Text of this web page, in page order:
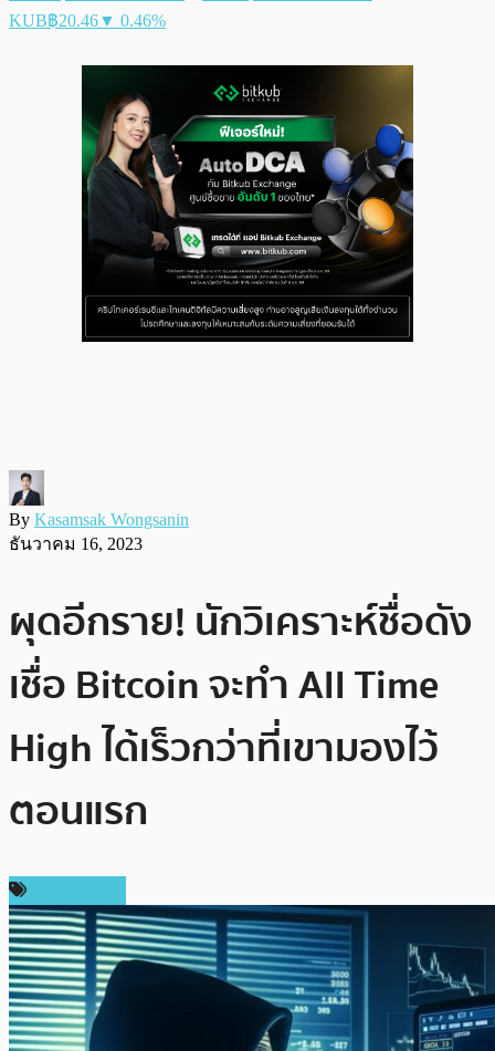
KUB฿20.46▼ 0.46%
By Kasamsak Wongsanin
ธันวาคม 16, 2023
ผุดอีกราย! นักวิเคราะห์ชื่อดัง
เชื่อ Bitcoin จะทำ All Time
High ได้เร็วกว่าที่เขามองไว้
ตอนแรก